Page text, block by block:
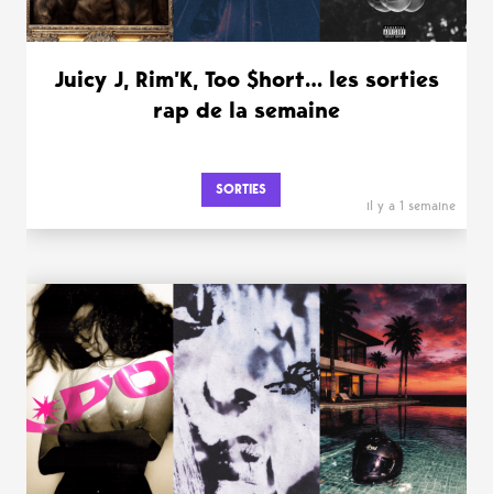
Juicy J, Rim’K, Too $hort… les sorties
rap de la semaine
SORTIES
il y a 1 semaine